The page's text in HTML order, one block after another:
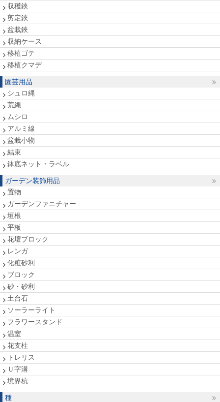
収穫鋏
剪定鋏
盆栽鋏
収納ケース
移植ゴテ
移植クマデ
園芸用品
シュロ縄
荒縄
ムシロ
アルミ線
盆栽小物
結束
鉢底ネット・ラベル
ガーデン装飾用品
置物
ガーデンファニチャー
垣根
平板
花壇ブロック
レンガ
化粧砂利
ブロック
砂・砂利
土台石
ソーラーライト
フラワースタンド
温室
花支柱
トレリス
Ｕ字溝
境界杭
種